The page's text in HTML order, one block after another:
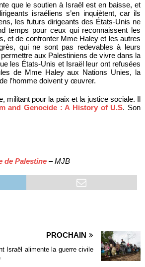
que le soutien à Israël est en baisse, et
israéliens s’en inquiètent, car ils
les futurs dirigeants des États-Unis ne
temps pour ceux qui reconnaissent les
et de confronter Mme Haley et les autres
qui ne sont pas redevables à leurs
aux Palestiniens de vivre dans la
les États-Unis et Israël leur ont refusées
de Mme Haley aux Nations Unies, la
l’homme doivent y œuvrer.
militant pour la paix et la justice sociale. Il
and Genocide : A History of U.S. Son
de Palestine – MJB
PROCHAIN
Israël alimente la guerre civile